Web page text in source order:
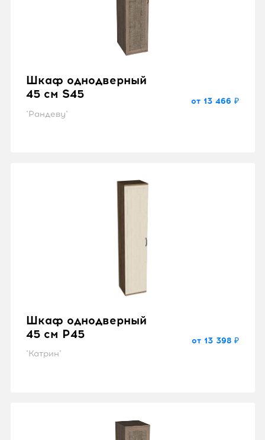
Шкаф однодверный
45 см S45
"Рандеву"
от 13 466 ₽
Шкаф однодверный
45 см P45
"Катрин"
от 13 398 ₽